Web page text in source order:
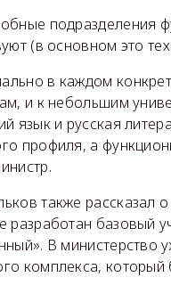
подразделения
(в основном это
в каждом
и к небольшим
язык и русская
профиля, а
также рассказал
разработан базовый
В министерство
комплекса, который